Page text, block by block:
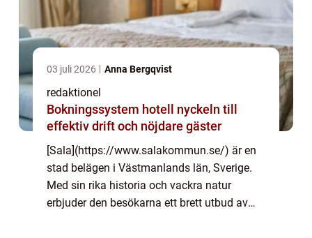
03 juli 2026 Anna Bergqvist
redaktionel
Bokningssystem hotell nyckeln till
effektiv drift och nöjdare gäster
[Sala](https://www.salakommun.se/) är en
stad belägen i Västmanlands län, Sverige.
Med sin rika historia och vackra natur
erbjuder den besökarna ett brett utbud av